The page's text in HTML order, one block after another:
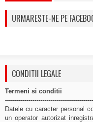
URMARESTE-NE PE
CONDITII LEGALE
Termeni si conditii
Datele cu caracter personal
un operator autorizat